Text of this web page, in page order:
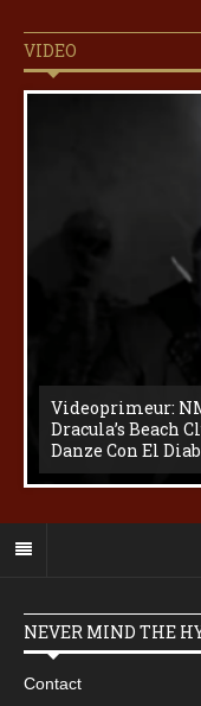
VIDEO
Videoprimeur:
Dracula’s Beach
Danze Con El
NEVER MIND THE
Contact